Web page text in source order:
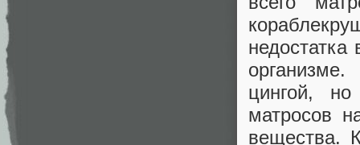
цингой,
матросов
вещества.